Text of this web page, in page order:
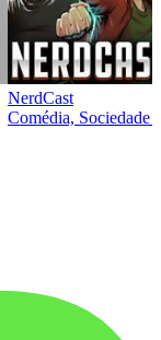
NerdCast
Comédia, Sociedade